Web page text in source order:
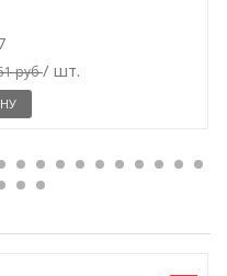
руб/ шт.